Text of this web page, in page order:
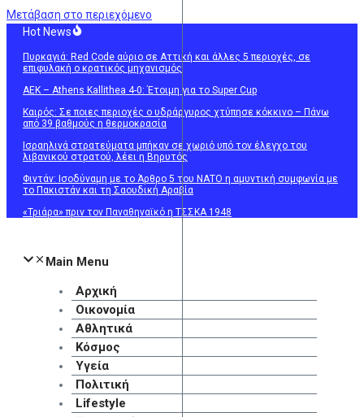
Μετάβαση στο περιεχόμενο
Hot News
Πυρκαγιά: Red Code αύριο σε Αττική και άλλες 5 περιοχές, σε
επιφυλακή ο κρατικός μηχανισμός
ΑΕΚ – Athens Kallithea 4-0: Έτοιμη για το Super Cup
Καιρός: Σε ποιες περιοχές ο υδράργυρος χτύπησε κόκκινο – Πάνω
από 39 βαθμούς η θερμοκρασία
Ισραηλινά στρατεύματα μπήκαν σε χωριό υπό τον έλεγχο του
λιβανικού στρατού, λέει η Βηρυτός
Φιντάν: Ισοδύναμη με τo Άρθρο 5 του ΝΑΤΟ η αμυντική συμφωνία με
το Πακιστάν και τη Σαουδική Αραβία
«Τριάρα» πριν τον Παναθηναϊκό η ΤΣΣΚΑ 1948
Main Menu
Αρχική
Οικονομία
Αθλητικά
Κόσμος
Υγεία
Πολιτική
Lifestyle